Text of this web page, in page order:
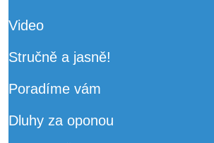
Video
Stručně a jasně!
Poradíme vám
Dluhy za oponou